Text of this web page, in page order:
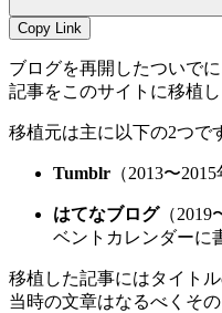
Copy Link
ブログを再開したついで
記事をこのサイトに移植し
移植元は主に以下の2つで
Tumblr （2013〜
はてなブログ（2019
ベントカレンダーに
移植した記事にはタイト
当時の文章はなるべくそ